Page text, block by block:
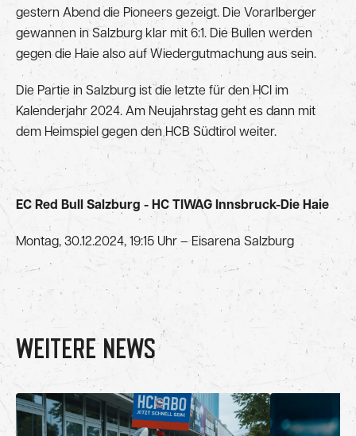
gestern Abend die Pioneers gezeigt. Die Vorarlberger
gewannen in Salzburg klar mit 6:1. Die Bullen werden
gegen die Haie also auf Wiedergutmachung aus sein.
Die Partie in Salzburg ist die letzte für den HCI im
Kalenderjahr 2024. Am Neujahrstag geht es dann mit
dem Heimspiel gegen den HCB Südtirol weiter.
EC Red Bull Salzburg - HC TIWAG Innsbruck-Die Haie
Montag, 30.12.2024, 19:15 Uhr – Eisarena Salzburg
WEITERE NEWS